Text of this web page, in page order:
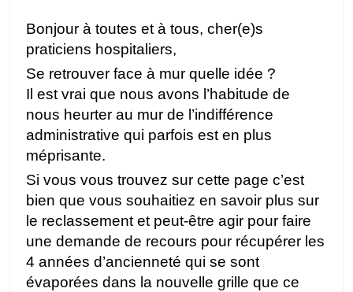
Bonjour à toutes et à tous, cher(e)s
praticiens hospitaliers,
Se retrouver face à mur quelle idée ?
Il est vrai que nous avons l’habitude de
nous heurter au mur de l’indifférence
administrative qui parfois est en plus
méprisante.
Si vous vous trouvez sur cette page c’est
bien que vous souhaitiez en savoir plus sur
le reclassement et peut-être agir pour faire
une demande de recours pour récupérer les
4 années d’ancienneté qui se sont
évaporées dans la nouvelle grille que ce